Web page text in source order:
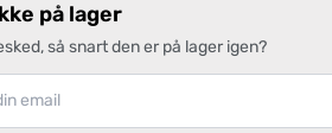
på lager
så snart den er på lager igen?